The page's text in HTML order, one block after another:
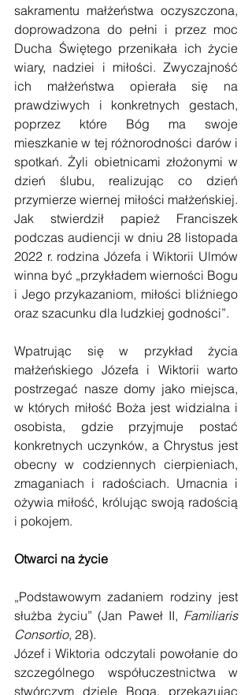
sakramentu małżeństwa oczyszczona,
doprowadzona do pełni i przez moc
Ducha Świętego przenikała ich życie
wiary, nadziei i miłości. Zwyczajność
ich małżeństwa opierała się na
prawdziwych i konkretnych gestach,
poprzez które Bóg ma swoje
mieszkanie w tej różnorodności darów i
spotkań. Żyli obietnicami złożonymi w
dzień ślubu, realizując co dzień
przymierze wiernej miłości małżeńskiej.
Jak stwierdził papież Franciszek
podczas audiencji w dniu 28 listopada
2022 r. rodzina Józefa i Wiktorii Ulmów
winna być „przykładem wierności Bogu
i Jego przykazaniom, miłości bliźniego
oraz szacunku dla ludzkiej godności”.
Wpatrując się w przykład życia
małżeńskiego Józefa i Wiktorii warto
postrzegać nasze domy jako miejsca,
w których miłość Boża jest widzialna i
osobista, gdzie przyjmuje postać
konkretnych uczynków, a Chrystus jest
obecny w codziennych cierpieniach,
zmaganiach i radościach. Umacnia i
ożywia miłość, królując swoją radością
i pokojem.
Otwarci na życie
„Podstawowym zadaniem rodziny jest
służba życiu” (Jan Paweł II, Familiaris
Consortio, 28).
Józef i Wiktoria odczytali powołanie do
szczególnego współuczestnictwa w
stwórczym dziele Boga, przekazując